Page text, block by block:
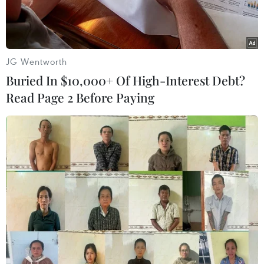
Súng được bày bán tại cửa hàng ở Las Vegas, bang Nevada,
Mỹ. (Ảnh: AFP/TTXVN)
Theo kết quả cuộc khảo sát mới được công bố
ngày 11/4, hơn 50% người trưởng thành tại Mỹ
từng trải qua vụ việc liên quan súng đạn.
JG Wentworth
Buried In $10,000+ Of High-Interest Debt?
Read Page 2 Before Paying